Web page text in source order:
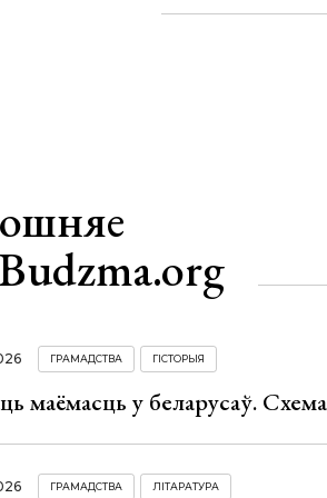
ГРАМАДСТВА ГІСТОРЫЯ
маёмасць у беларусаў.
ГРАМАДСТВА ЛІТАРАТУРА